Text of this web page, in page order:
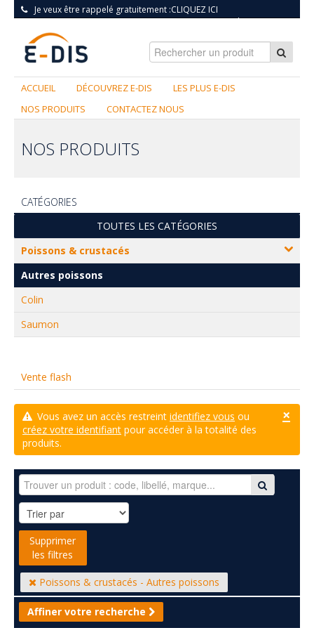
Je veux être rappelé gratuitement :CLIQUEZ ICI
S'INSCRIRE|CONNEXION
ACCUEIL DÉCOUVREZ E-DIS
LES PLUS E-DIS
NOS PRODUITS
CONTACTEZ NOUS
NOS PRODUITS
CATÉGORIES
TOUTES LES CATÉGORIES
Poissons & crustacés
Autres poissons
Colin
Saumon
Vente flash
×
Vous avez un accès restreint identifiez vous ou
créez votre identifiant pour accéder à la totalité des
produits.
Supprimer
les filtres
Poissons & crustacés - Autres poissons
Affiner votre recherche